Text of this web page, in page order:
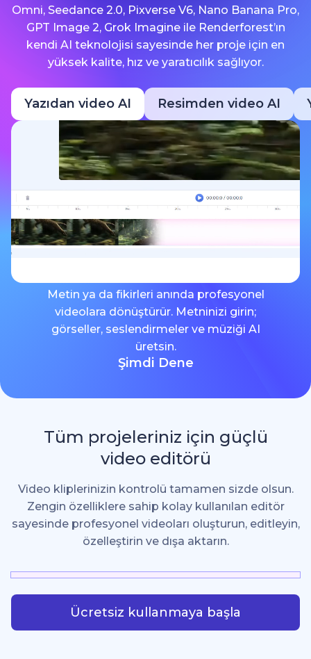
Omni, Seedance 2.0, Pixverse V6, Nano Banana Pro,
GPT Image 2, Grok Imagine ile Renderforest’ın
kendi AI teknolojisi sayesinde her proje için en
yüksek kalite, hız ve yaratıcılık sağlıyor.
Yazıdan video AI Resimden video AI
Metin ya da fikirleri anında profesyonel
videolara dönüştürür. Metninizi girin;
görseller, seslendirmeler ve müziği AI
üretsin.
Şimdi Dene
Tüm projeleriniz için güçlü
video editörü
Video kliplerinizin kontrolü tamamen sizde olsun.
Zengin özelliklere sahip kolay kullanılan editör
sayesinde profesyonel videoları oluşturun, editleyin,
özelleştirin ve dışa aktarın.
Ücretsiz kullanmaya başla